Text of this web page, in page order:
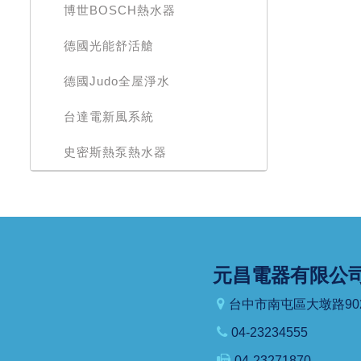
博世BOSCH熱水器
德國光能舒活艙
德國Judo全屋淨水
台達電新風系統
史密斯熱泵熱水器
元昌電器有限公
台中市南屯區大墩路
04-23234555